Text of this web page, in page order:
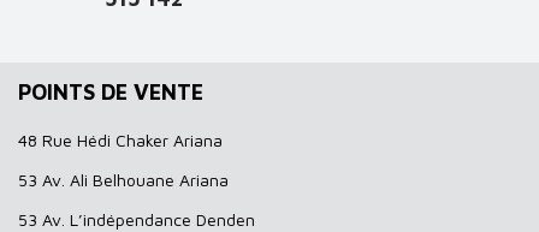
POINTS DE VENTE
48 Rue Hédi Chaker Ariana
53 Av. Ali Belhouane Ariana
53 Av. L’indépendance Denden